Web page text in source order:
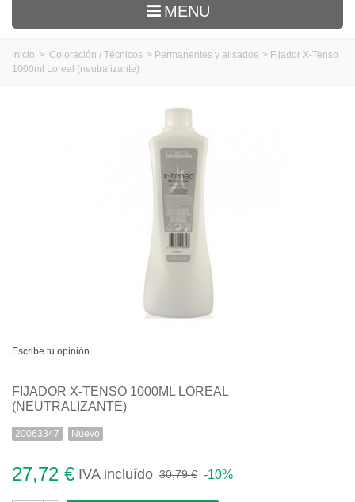
MENU
Inicio > Coloración / Técnicos > Permanentes y alisados > Fijador X-Tenso
1000ml Loreal (neutralizante)
Escribe tu opinión
FIJADOR X-TENSO 1000ML LOREAL
(NEUTRALIZANTE)
20063347 Nuevo
27,72 € IVA incluído 30,79 € -10%